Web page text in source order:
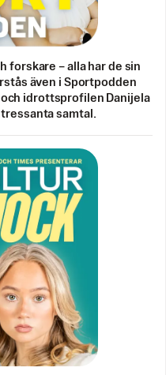
forskare – alla har de sin
även i Sportpodden
idrottsprofilen Danijela
samtal.